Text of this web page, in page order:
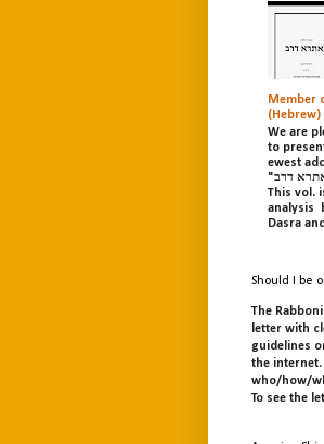
Member
(Hebrew)
We are
to
ewest
"באתרא דרב" s eries .
This vol.
analysis
Dasra
Should I be
The
letter with
guidelines
the internet.
who/how/
To see the